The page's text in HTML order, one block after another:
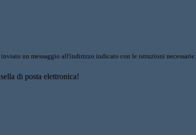
inviato un messaggio all'indirizzo indicato con le istruzioni necessarie.
di posta elettronica!